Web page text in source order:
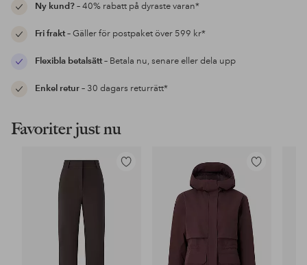
Ny kund?– 40% rabatt på dyraste varan*
Fri frakt– Gäller för postpaket över 599 kr*
Flexibla betalsätt– Betala nu, senare eller dela upp
Enkel retur– 30 dagars returrätt*
Favoriter just nu
Lägg
Lägg
i
favoriter